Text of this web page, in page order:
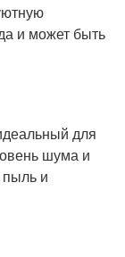
и может быть
для
шума и
пыль и